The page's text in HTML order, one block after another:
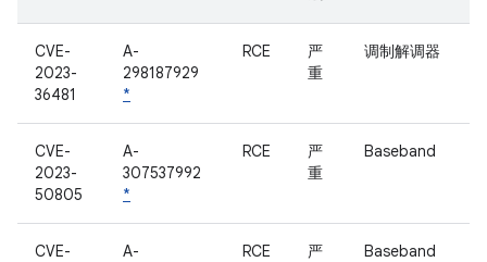
CVE-
2023-
36481
A-
298187929
*
RCE
严
重
调制解调器
CVE-
2023-
50805
A-
307537992
*
RCE
严
重
Baseband
CVE-
A-
RCE
严
Baseband